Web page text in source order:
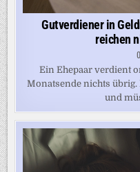
Gutverdiener in
reichen
Ein Ehepaar verdient
Monatsende nichts übrig.
und